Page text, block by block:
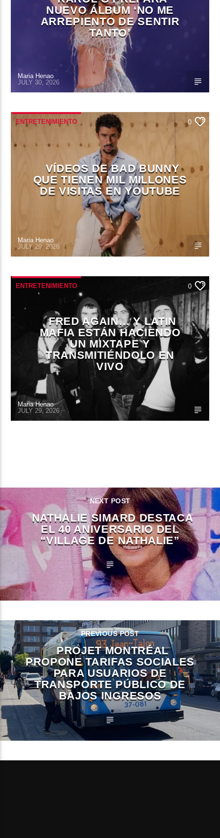
NUEVO ÁLBUM ‘NO ME
ARREPIENTO DE SENTIR
TANTO’
Maria Henao
JULY 30, 2026
ENTRETENIMIENTO 0
VÍDEOS DE BAD BUNNY
QUE TIENEN MIL MILLONES
DE VISITAS EN YOUTUBE
Maria Henao
JULY 29, 2026
ENTRETENIMIENTO 0
FRED AGAIN… Y LATIN
MAFIA ESTÁN HACIENDO
UN MIXTAPE Y
TRANSMITIÉNDOLO EN
VIVO
Maria Henao
JULY 29, 2026
NEXT POST
NATHALIE SIMARD DESTACA
EL 40 ANIVERSARIO DEL
“VILLAGE DE NATHALIE”
PREVIOUS POST
PROJET MONTRÉAL
PROPONE TARIFAS SOCIALES
PARA USUARIOS DE
TRANSPORTE PÚBLICO DE
BAJOS INGRESOS